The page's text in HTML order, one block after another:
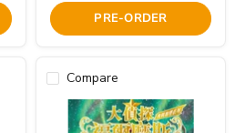
PRE-ORDER
Compare